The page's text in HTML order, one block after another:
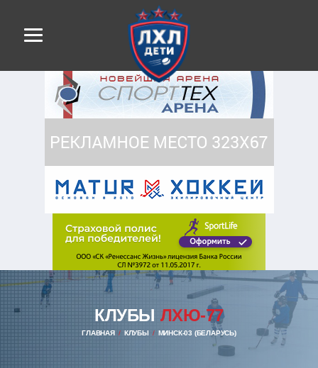
КЛУБЫ ЛХЮ-77
ГЛАВНАЯ КЛУБЫ МИНСК-03 (БЕЛАРУСЬ)